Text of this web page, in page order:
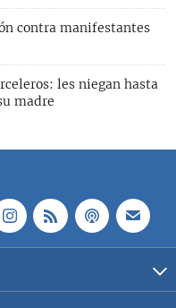
contra manifestantes
les niegan hasta
madre